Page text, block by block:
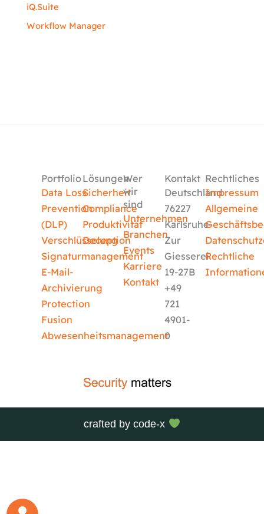
iQ.Suite
Workflow Manager
Portfolio
Data Loss
Prevention
(DLP)
Verschlüsselung
Signaturmanagement
E-Mail-
Archivierung
Protection
Fusion
Abwesenheitsmanagement
Lösungen
Sicherheit
Compliance
Produktivität
Deception
Wer
wir
sind
Unternehmen
Branchen
Events
Karriere
Kontakt
Kontakt
Deutschland
76227
Karlsruhe
Zur
Giesserei
19-27B
+49
721
4901-
0
Rechtliches
Impressum
Allgemeine
Rechtliche
crafted bycode-x